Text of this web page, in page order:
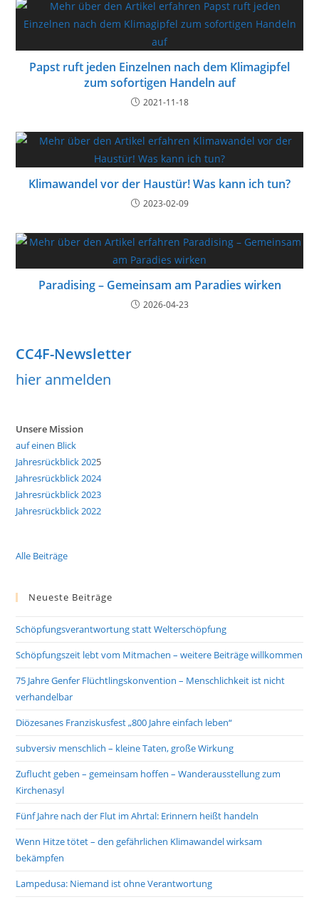
Papst ruft jeden Einzelnen nach dem Klimagipfel
zum sofortigen Handeln auf
2021-11-18
Klimawandel vor der Haustür! Was kann ich tun?
2023-02-09
Paradising – Gemeinsam am Paradies wirken
2026-04-23
CC4F-Newsletter
hier anmelden
Unsere Mission
auf einen Blick
Jahresrückblick 2025
Jahresrückblick 2024
Jahresrückblick 2023
Jahresrückblick 2022
Alle Beiträge
Neueste Beiträge
Schöpfungsverantwortung statt Welterschöpfung
Schöpfungszeit lebt vom Mitmachen – weitere Beiträge willkommen
75 Jahre Genfer Flüchtlingskonvention – Menschlichkeit ist nicht
verhandelbar
Diözesanes Franziskusfest „800 Jahre einfach leben“
subversiv menschlich – kleine Taten, große Wirkung
Zuflucht geben – gemeinsam hoffen – Wanderausstellung zum
Kirchenasyl
Fünf Jahre nach der Flut im Ahrtal: Erinnern heißt handeln
Wenn Hitze tötet – den gefährlichen Klimawandel wirksam
bekämpfen
Lampedusa: Niemand ist ohne Verantwortung